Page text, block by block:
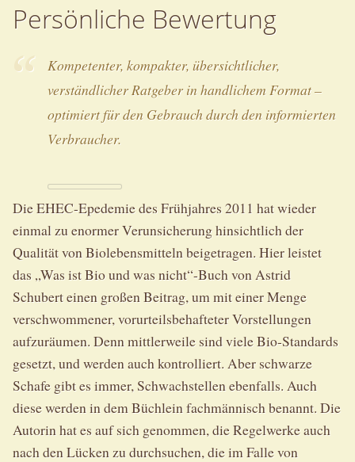
Persönliche Bewertung
Kompetenter, kompakter, übersichtlicher,
verständlicher Ratgeber in handlichem Format –
optimiert für den Gebrauch durch den informierten
Verbraucher.
Die EHEC-Epedemie des Frühjahres 2011 hat wieder
einmal zu enormer Verunsicherung hinsichtlich der
Qualität von Biolebensmitteln beigetragen. Hier leistet
das „Was ist Bio und was nicht“-Buch von Astrid
Schubert einen großen Beitrag, um mit einer Menge
verschwommener, vorurteilsbehafteter Vorstellungen
aufzuräumen. Denn mittlerweile sind viele Bio-Standards
gesetzt, und werden auch kontrolliert. Aber schwarze
Schafe gibt es immer, Schwachstellen ebenfalls. Auch
diese werden in dem Büchlein fachmännisch benannt. Die
Autorin hat es auf sich genommen, die Regelwerke auch
nach den Lücken zu durchsuchen, die im Falle von